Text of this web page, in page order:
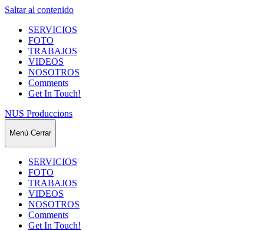
Saltar al contenido
SERVICIOS
FOTO
TRABAJOS
VIDEOS
NOSOTROS
Comments
Get In Touch!
NUS Produccions
Menú Cerrar
SERVICIOS
FOTO
TRABAJOS
VIDEOS
NOSOTROS
Comments
Get In Touch!